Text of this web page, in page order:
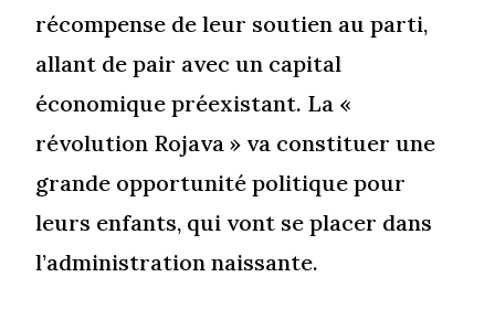
récompense de leur soutien au parti,
allant de pair avec un capital
économique préexistant. La «
révolution Rojava » va constituer une
grande opportunité politique pour
leurs enfants, qui vont se placer dans
l’administration naissante.